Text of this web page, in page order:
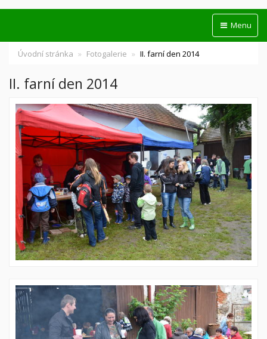
Menu
Úvodní stránka Fotogalerie II. farní den 2014
II. farní den 2014